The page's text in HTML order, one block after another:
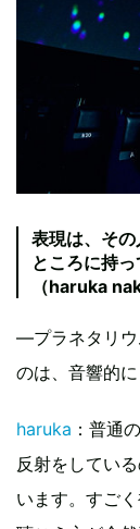
表現は、そ
ところに持
（haruka
—プラネタリウ
のは、音響的に
haruka ：普通
反射をしてい
います。すご